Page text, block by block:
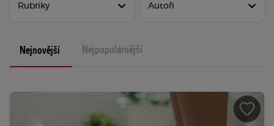
Nejnovější Nejpopulárnější
Rubriky Autoři